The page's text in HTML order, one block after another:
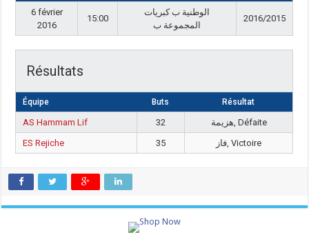
6 février
2016
15:00
الوطنية ب كبريات
المجموعة ب
2016/2015
Résultats
Équipe Buts Résultat
AS Hammam Lif 32
هزيمة, Défaite
ES Rejiche
35 فاز, Victoire